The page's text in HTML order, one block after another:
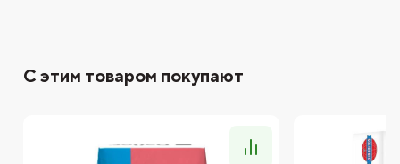
С этим товаром покупают